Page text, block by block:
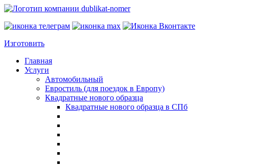
Изготовить
Главная
Услуги
Автомобильный
Евростиль (для поездок в Европу)
Квадратные нового образца
Квадратные нового образца в СПб